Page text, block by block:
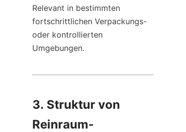
Relevant in bestimmten
fortschrittlichen Verpackungs-
oder kontrollierten
Umgebungen.
3. Struktur von
Reinraum-